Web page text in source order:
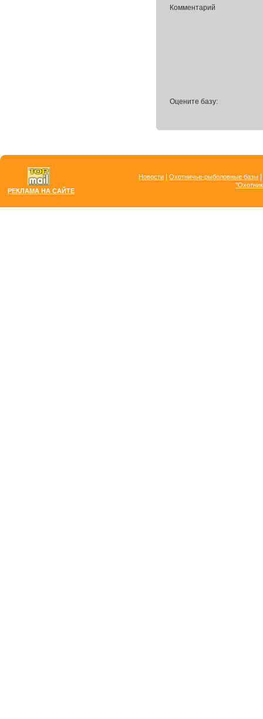
Комментарий
Оцените базу:
РЕКЛАМА НА САЙТЕ
Новости Охотничье-рыболовные базы